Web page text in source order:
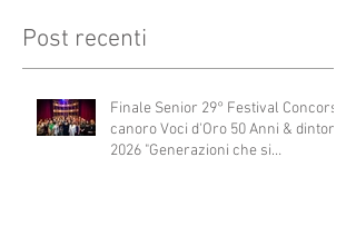
Post recenti
Finale Senior 29° Festival Concorso
canoro Voci d'Oro 50 Anni & dintorni
2026 "Generazioni che si